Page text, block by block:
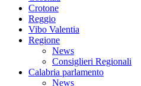
Crotone
Reggio
Vibo Valentia
Regione
News
Consiglieri Regionali
Calabria parlamento
News